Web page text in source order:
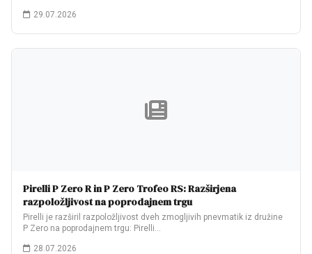
29.07.2026
Pirelli P Zero R in P Zero Trofeo RS: Razširjena
razpoložljivost na poprodajnem trgu
Pirelli je razširil razpoložljivost dveh zmogljivih pnevmatik iz družine
P Zero na poprodajnem trgu: Pirelli…
28.07.2026